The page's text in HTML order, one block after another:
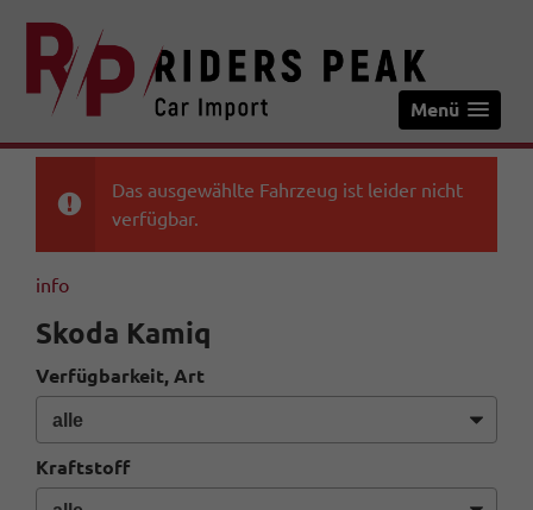
Menü
Das ausgewählte Fahrzeug ist leider nicht
verfügbar.
info
Skoda Kamiq
Verfügbarkeit, Art
Kraftstoff